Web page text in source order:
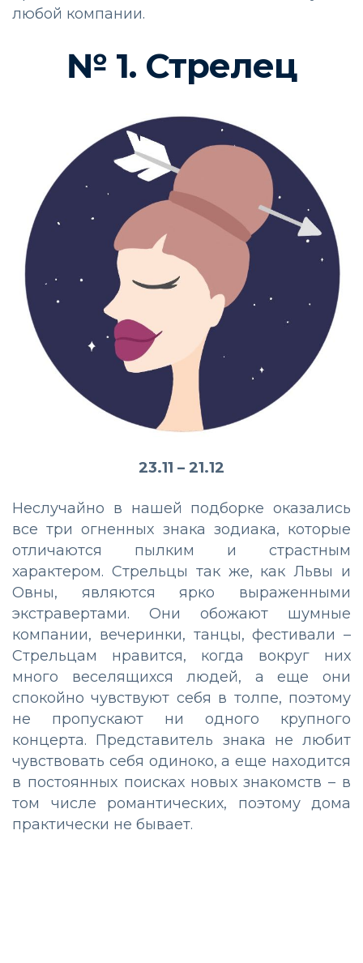
любой компании.
№ 1. Стрелец
23.11 – 21.12
Неслучайно в нашей подборке оказались
все три огненных знака зодиака, которые
отличаются пылким и страстным
характером. Стрельцы так же, как Львы и
Овны, являются ярко выраженными
экстравертами. Они обожают шумные
компании, вечеринки, танцы, фестивали –
Стрельцам нравится, когда вокруг них
много веселящихся людей, а еще они
спокойно чувствуют себя в толпе, поэтому
не пропускают ни одного крупного
концерта. Представитель знака не любит
чувствовать себя одиноко, а еще находится
в постоянных поисках новых знакомств – в
том числе романтических, поэтому дома
практически не бывает.